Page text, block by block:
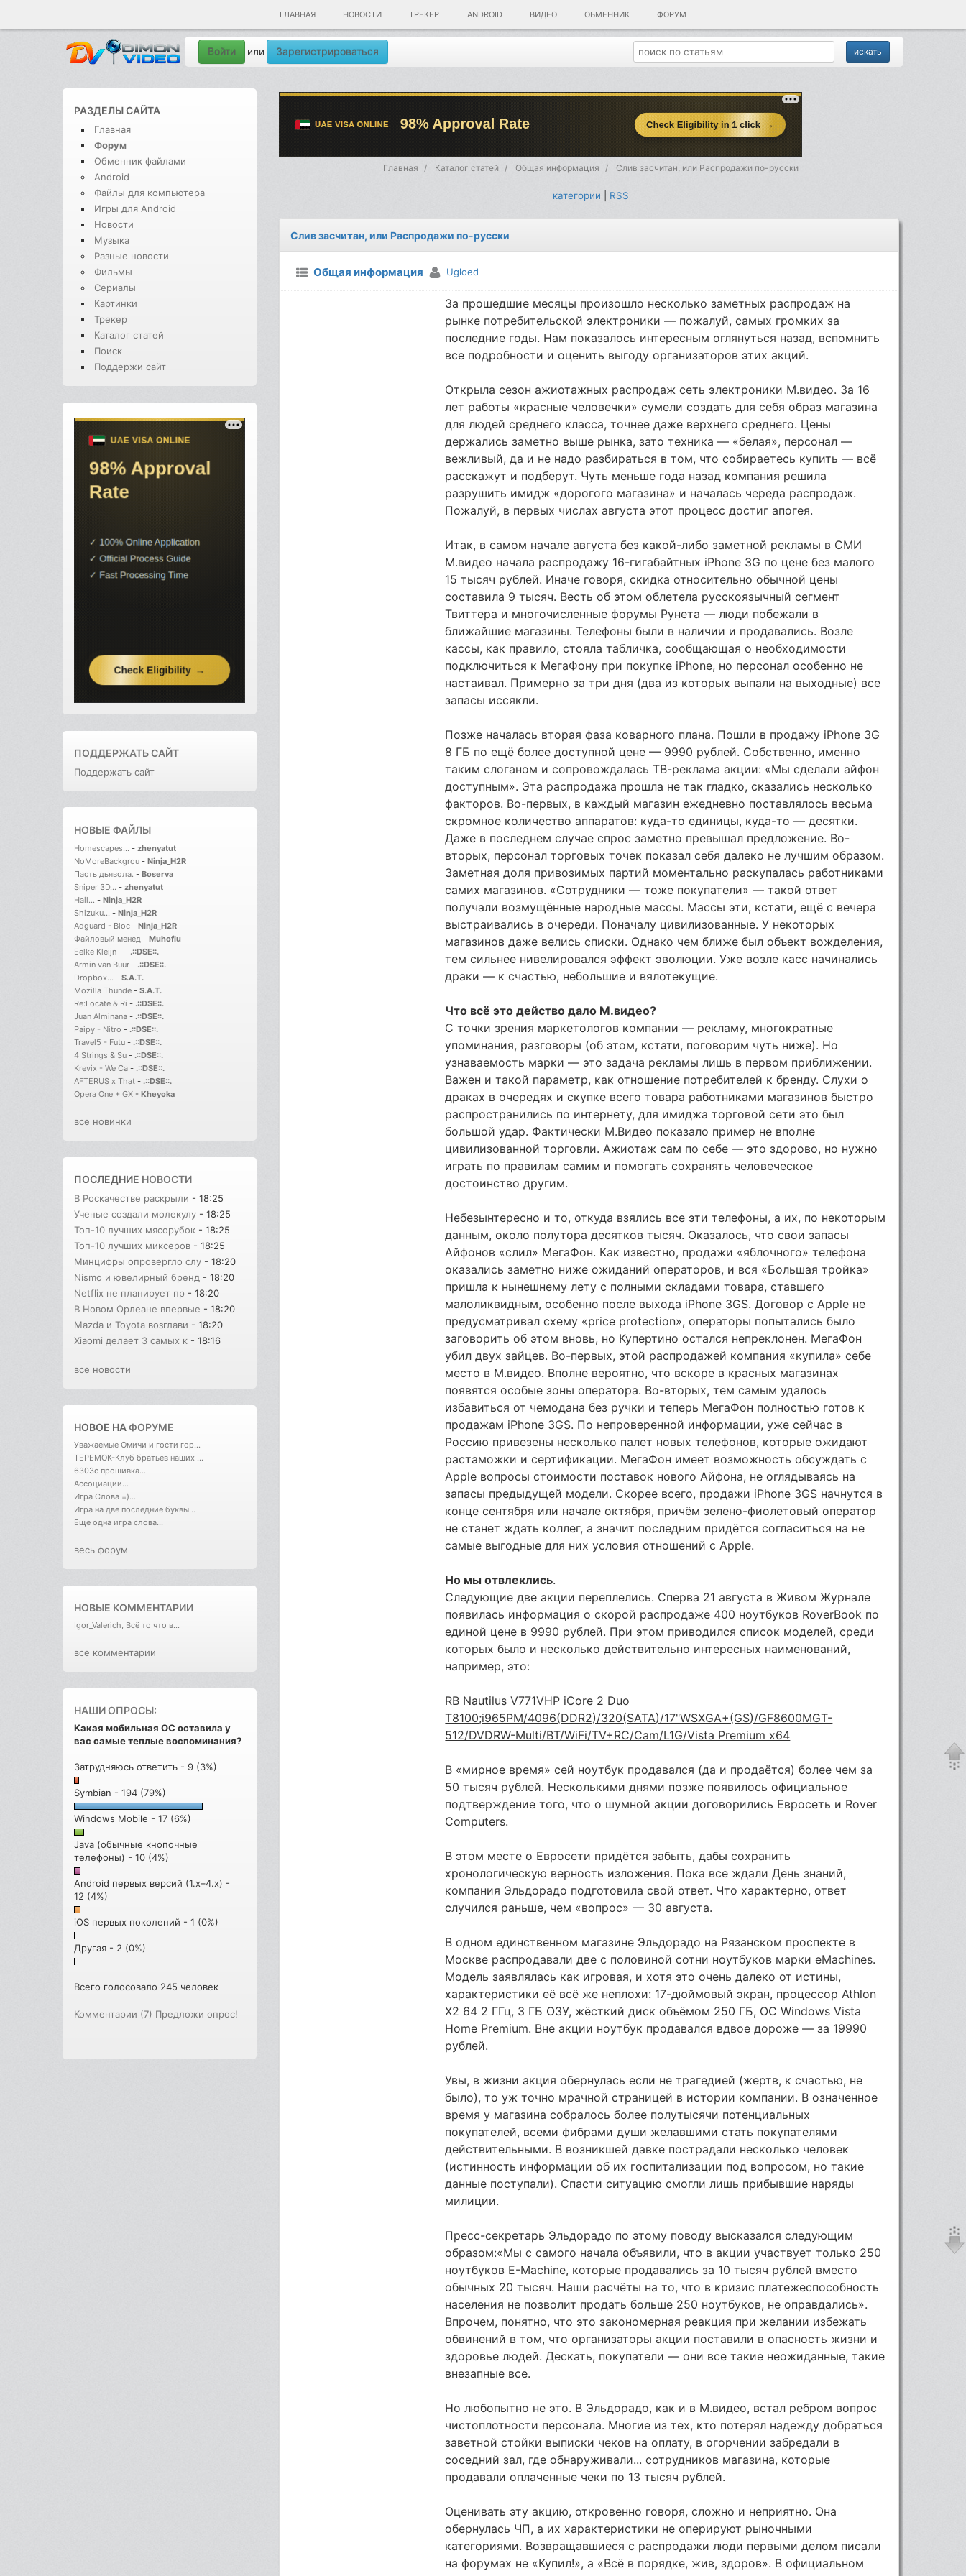
ГЛАВНАЯ НОВОСТИ ТРЕКЕР ANDROID ВИДЕО ОБМЕННИК ФОРУМ
Войти или Зарегистрироваться
РАЗДЕЛЫ САЙТА
Главная
Форум
Обменник файлами
Android
Файлы для компьютера
Игры для Android
Новости
Музыка
Разные новости
Фильмы
Сериалы
Картинки
Трекер
Каталог статей
Поиск
Поддержи сайт
ПОДДЕРЖАТЬ САЙТ
Поддержать сайт
НОВЫЕ ФАЙЛЫ
Homescapes... - zhenyatut
NoMoreBackgrou - Ninja_H2R
Пасть дьявола. - Boserva
Sniper 3D... - zhenyatut
Hail... - Ninja_H2R
Shizuku... - Ninja_H2R
Adguard - Bloc - Ninja_H2R
Файловый менед - Muhoflu
Eelke Kleijn - - .::DSE::.
Armin van Buur - .::DSE::.
Dropbox... - S.A.T.
Mozilla Thunde - S.A.T.
Re:Locate & Ri - .::DSE::.
Juan Alminana - .::DSE::.
Paipy - Nitro - .::DSE::.
Travel5 - Futu - .::DSE::.
4 Strings & Su - .::DSE::.
Krevix - We Ca - .::DSE::.
AFTERUS x That - .::DSE::.
Opera One + GX - Kheyoka
все новинки
ПОСЛЕДНИЕ НОВОСТИ
В Роскачестве раскрыли - 18:25
Ученые создали молекулу - 18:25
Топ-10 лучших мясорубок - 18:25
Топ-10 лучших миксеров - 18:25
Минцифры опровергло слу - 18:20
Nismo и ювелирный бренд - 18:20
Netflix не планирует пр - 18:20
В Новом Орлеане впервые - 18:20
Mazda и Toyota возглави - 18:20
Xiaomi делает 3 самых к - 18:16
все новости
НОВОЕ НАФОРУМЕ
Уважаемые Омичи и гости гор...
ТЕРЕМОК-Клуб братьев наших ...
6303с прошивка...
Ассоциации...
Игра Слова =)...
Игра на две последние буквы...
Еще одна игра слова...
весь форум
НОВЫЕ КОММЕНТАРИИ
Igor_Valerich, Всё то что в...
все комментарии
НАШИ ОПРОСЫ:
Какая мобильная ОС оставила у
вас самые теплые воспоминания?
Затрудняюсь ответить - 9 (3%)
Symbian - 194 (79%)
Windows Mobile - 17 (6%)
Java (обычные кнопочные
телефоны) - 10 (4%)
Android первых версий (1.x–4.x) -
12 (4%)
iOS первых поколений - 1 (0%)
Другая - 2 (0%)
Всего голосовало 245 человек
Комментарии (7) Предложи опрос!
Главная Каталог статей Общая информация Слив засчитан, или Распродажи по-русски
категории RSS
Слив засчитан, или Распродажи по-русски
Общая информация Ugloed
За прошедшие месяцы произошло несколько заметных распродаж на
рынке потребительской электроники — пожалуй, самых громких за
последние годы. Нам показалось интересным оглянуться назад, вспомнить
все подробности и оценить выгоду организаторов этих акций.
Открыла сезон ажиотажных распродаж сеть электроники М.видео. За 16
лет работы «красные человечки» сумели создать для себя образ магазина
для людей среднего класса, точнее даже верхнего среднего. Цены
держались заметно выше рынка, зато техника — «белая», персонал —
вежливый, да и не надо разбираться в том, что собираетесь купить — всё
расскажут и подберут. Чуть меньше года назад компания решила
разрушить имидж «дорогого магазина» и началась череда распродаж.
Пожалуй, в первых числах августа этот процесс достиг апогея.
Итак, в самом начале августа без какой-либо заметной рекламы в СМИ
М.видео начала распродажу 16-гигабайтных iPhone 3G по цене без малого
15 тысяч рублей. Иначе говоря, скидка относительно обычной цены
составила 9 тысяч. Весть об этом облетела русскоязычный сегмент
Твиттера и многочисленные форумы Рунета — люди побежали в
ближайшие магазины. Телефоны были в наличии и продавались. Возле
кассы, как правило, стояла табличка, сообщающая о необходимости
подключиться к МегаФону при покупке iPhone, но персонал особенно не
настаивал. Примерно за три дня (два из которых выпали на выходные) все
запасы иссякли.
Позже началась вторая фаза коварного плана. Пошли в продажу iPhone 3G
8 ГБ по ещё более доступной цене — 9990 рублей. Собственно, именно
таким слоганом и сопровождалась ТВ-реклама акции: «Мы сделали айфон
доступным». Эта распродажа прошла не так гладко, сказались несколько
факторов. Во-первых, в каждый магазин ежедневно поставлялось весьма
скромное количество аппаратов: куда-то единицы, куда-то — десятки.
Даже в последнем случае спрос заметно превышал предложение. Во-
вторых, персонал торговых точек показал себя далеко не лучшим образом.
Заметная доля привозимых партий моментально раскупалась работниками
самих магазинов. «Сотрудники — тоже покупатели» — такой ответ
получали возмущённые народные массы. Массы эти, кстати, ещё с вечера
выстраивались в очереди. Поначалу цивилизованные. У некоторых
магазинов даже велись списки. Однако чем ближе был объект вожделения,
тем сильнее нивелировался эффект эволюции. Уже возле касс начинались
драки — к счастью, небольшие и вялотекущие.
Что всё это действо дало М.видео?
С точки зрения маркетологов компании — рекламу, многократные
упоминания, разговоры (об этом, кстати, поговорим чуть ниже). Но
узнаваемость марки — это задача рекламы лишь в первом приближении.
Важен и такой параметр, как отношение потребителей к бренду. Слухи о
драках в очередях и скупке всего товара работниками магазинов быстро
распространились по интернету, для имиджа торговой сети это был
большой удар. Фактически М.Видео показало пример не вполне
цивилизованной торговли. Ажиотаж сам по себе — это здорово, но нужно
играть по правилам самим и помогать сохранять человеческое
достоинство другим.
Небезынтересно и то, откуда взялись все эти телефоны, а их, по некоторым
данным, около полутора десятков тысяч. Оказалось, что свои запасы
Айфонов «слил» МегаФон. Как известно, продажи «яблочного» телефона
оказались заметно ниже ожиданий операторов, и вся «Большая тройка»
пришла к нынешнему лету с полными складами товара, ставшего
малоликвидным, особенно после выхода iPhone 3GS. Договор с Apple не
предусматривал схему «price protection», операторы попытались было
заговорить об этом вновь, но Купертино остался непреклонен. МегаФон
убил двух зайцев. Во-первых, этой распродажей компания «купила» себе
место в М.видео. Вполне вероятно, что вскоре в красных магазинах
появятся особые зоны оператора. Во-вторых, тем самым удалось
избавиться от чемодана без ручки и теперь МегаФон полностью готов к
продажам iPhone 3GS. По непроверенной информации, уже сейчас в
Россию привезены несколько палет новых телефонов, которые ожидают
растаможки и сертификации. МегаФон имеет возможность обсуждать с
Apple вопросы стоимости поставок нового Айфона, не оглядываясь на
запасы предыдущей модели. Скорее всего, продажи iPhone 3GS начнутся в
конце сентября или начале октября, причём зелено-фиолетовый оператор
не станет ждать коллег, а значит последним придётся согласиться на не
самые выгодные для них условия отношений с Apple.
Но мы отвлеклись.
Следующие две акции переплелись. Сперва 21 августа в Живом Журнале
появилась информация о скорой распродаже 400 ноутбуков RoverBook по
единой цене в 9990 рублей. При этом приводился список моделей, среди
которых было и несколько действительно интересных наименований,
например, это:
RB Nautilus V771VHP iCore 2 Duo
T8100;i965PM/4096(DDR2)/320(SATA)/17"WSXGA+(GS)/GF8600MGT-
512/DVDRW-Multi/BT/WiFi/TV+RC/Cam/L1G/Vista Premium x64
В «мирное время» сей ноутбук продавался (да и продаётся) более чем за
50 тысяч рублей. Несколькими днями позже появилось официальное
подтверждение того, что о шумной акции договорились Евросеть и Rover
Computers.
В этом месте о Евросети придётся забыть, дабы сохранить
хронологическую верность изложения. Пока все ждали День знаний,
компания Эльдорадо подготовила свой ответ. Что характерно, ответ
случился раньше, чем «вопрос» — 30 августа.
В одном единственном магазине Эльдорадо на Рязанском проспекте в
Москве распродавали две с половиной сотни ноутбуков марки eMachines.
Модель заявлялась как игровая, и хотя это очень далеко от истины,
характеристики её всё же неплохи: 17-дюймовый экран, процессор Athlon
X2 64 2 ГГц, 3 ГБ ОЗУ, жёсткий диск объёмом 250 ГБ, ОС Windows Vista
Home Premium. Вне акции ноутбук продавался вдвое дороже — за 19990
рублей.
Увы, в жизни акция обернулась если не трагедией (жертв, к счастью, не
было), то уж точно мрачной страницей в истории компании. В означенное
время у магазина собралось более полутысячи потенциальных
покупателей, всеми фибрами души желавшими стать покупателями
действительными. В возникшей давке пострадали несколько человек
(истинность информации об их госпитализации под вопросом, но такие
данные поступали). Спасти ситуацию смогли лишь прибывшие наряды
милиции.
Пресс-секретарь Эльдорадо по этому поводу высказался следующим
образом:«Мы с самого начала объявили, что в акции участвует только 250
ноутбуков E-Machine, которые продавались за 10 тысяч рублей вместо
обычных 20 тысяч. Наши расчёты на то, что в кризис платежеспособность
населения не позволит продать больше 250 ноутбуков, не оправдались».
Впрочем, понятно, что это закономерная реакция при желании избежать
обвинений в том, что организаторы акции поставили в опасность жизни и
здоровье людей. Дескать, покупатели — они все такие неожиданные, такие
внезапные все.
Но любопытно не это. В Эльдорадо, как и в М.видео, встал ребром вопрос
чистоплотности персонала. Многие из тех, кто потерял надежду добраться
заветной стойки выписки чеков на оплату, в огорчении забредали в
соседний зал, где обнаруживали... сотрудников магазина, которые
продавали оплаченные чеки по 13 тысяч рублей.
Оценивать эту акцию, откровенно говоря, сложно и неприятно. Она
обернулась ЧП, а их характеристики не оперируют рыночными
категориями. Возвращавшиеся с распродажи люди первыми делом писали
на форумах не «Купил!», а «Всё в порядке, жив, здоров». В официальном